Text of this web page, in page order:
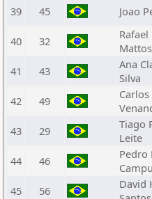
39
45 Joao
40 32
Mattos
41 43
Ana
Silva
42 49
43 29
Tiago
Leite
44 46
Pedro
45 56
David